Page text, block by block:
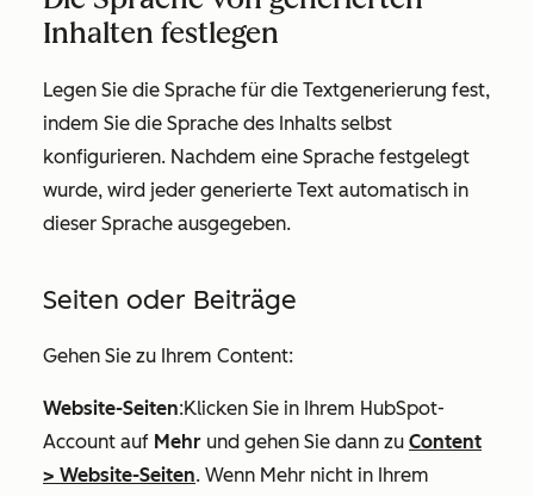
Inhalten festlegen
Legen Sie die Sprache für die Textgenerierung fest,
indem Sie die Sprache des Inhalts selbst
konfigurieren. Nachdem eine Sprache festgelegt
wurde, wird jeder generierte Text automatisch in
dieser Sprache ausgegeben.
Seiten oder Beiträge
Gehen Sie zu Ihrem Content:
Website-Seiten:Klicken Sie in Ihrem HubSpot-
Account auf Mehr und gehen Sie dann zu Content
> Website-Seiten. Wenn Mehr nicht in Ihrem